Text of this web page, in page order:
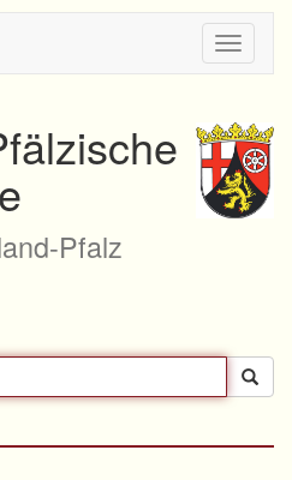
ein/
Pfalz